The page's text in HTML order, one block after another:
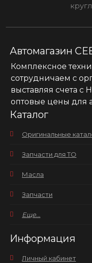
Автомагазин
Комплексное
сотрудничаем с
выставляя счета с
оптовые цены для
Каталог
Оригинальные
Запчасти для ТО
Масла
Запчасти
Еще...
Информация
Личный кабинет